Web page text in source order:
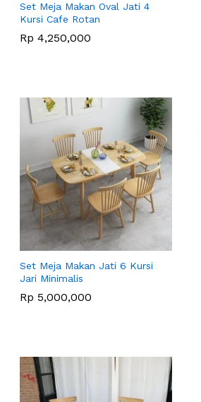
Set Meja Makan Oval Jati 4
Kursi Cafe Rotan
Rp 4,250,000
Rp 4,250,000
Set Meja Makan Jati 6 Kursi
Jari Minimalis
Rp 5,000,000
Rp 5,000,000